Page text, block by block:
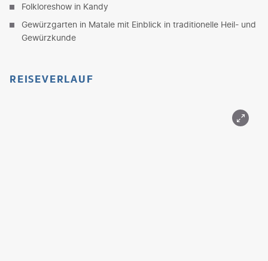
Folkloreshow in Kandy
Gewürzgarten in Matale mit Einblick in traditionelle Heil- und
Gewürzkunde
REISEVERLAUF